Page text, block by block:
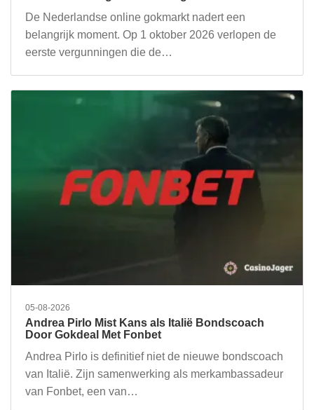
De Nederlandse online gokmarkt nadert een
belangrijk moment. Op 1 oktober 2026 verlopen de
eerste vergunningen die de…
05-08-2026
Andrea Pirlo Mist Kans als Italië Bondscoach
Door Gokdeal Met Fonbet
Andrea Pirlo is definitief niet de nieuwe bondscoach
van Italië. Zijn samenwerking als merkambassadeur
van Fonbet, een van…